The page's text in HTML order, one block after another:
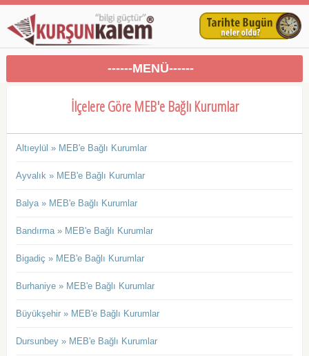
------MENÜ------
İlçelere Göre MEB'e Bağlı Kurumlar
Altıeylül » MEB'e Bağlı Kurumlar
Ayvalık » MEB'e Bağlı Kurumlar
Balya » MEB'e Bağlı Kurumlar
Bandırma » MEB'e Bağlı Kurumlar
Bigadiç » MEB'e Bağlı Kurumlar
Burhaniye » MEB'e Bağlı Kurumlar
Büyükşehir » MEB'e Bağlı Kurumlar
Dursunbey » MEB'e Bağlı Kurumlar